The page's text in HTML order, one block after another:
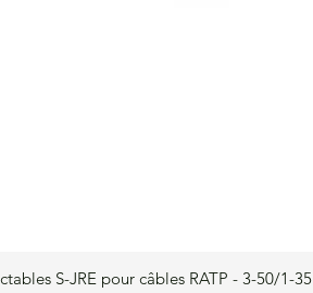
S-JRE pour câbles RATP - 3-50/1-35